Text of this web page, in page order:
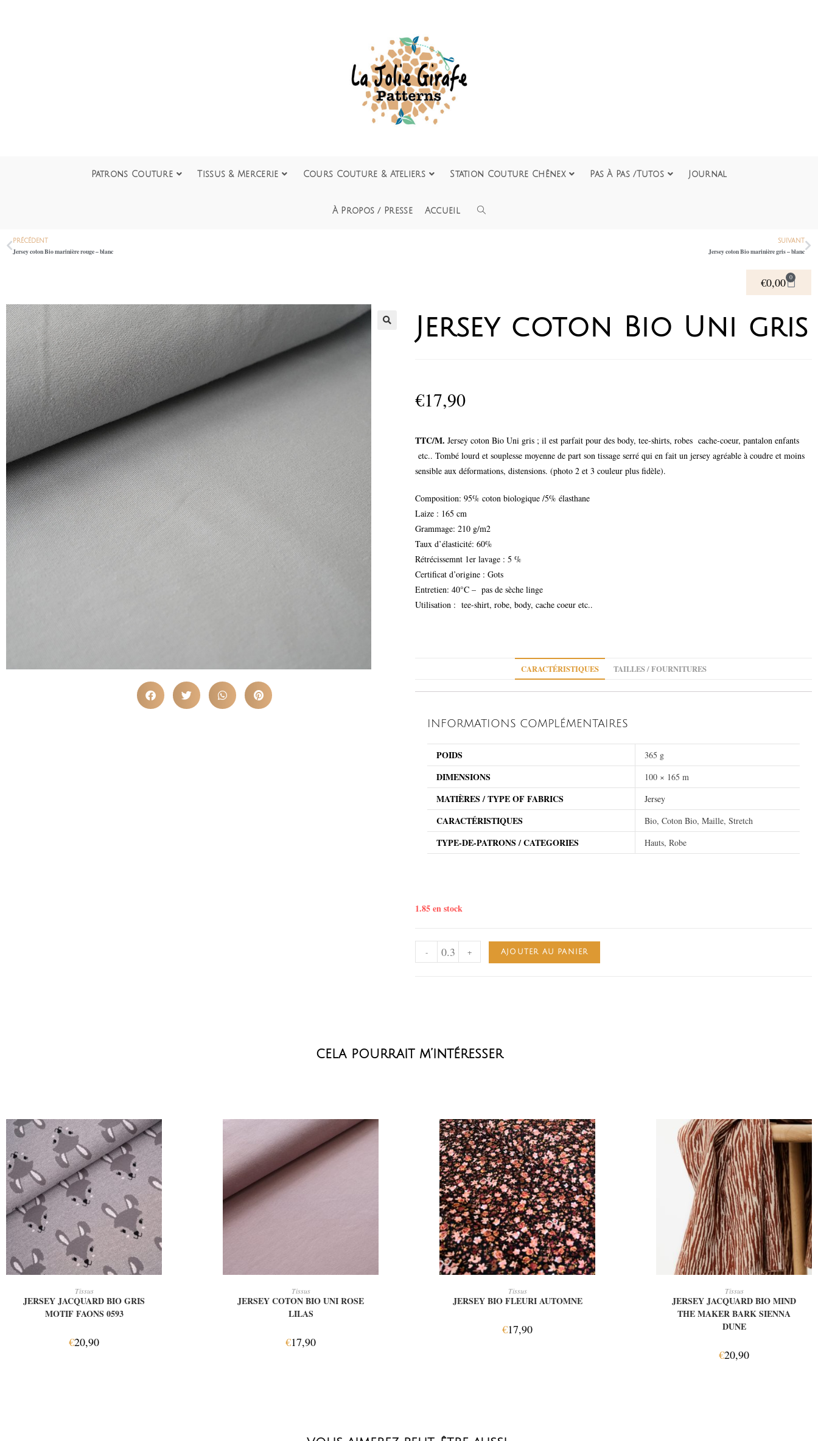
Patrons Couture Tissus & Mercerie Cours Couture & Ateliers Station Couture Chênex Pas À Pas /Tutos Journal
À Propos / Presse Accueil
PRÉCÉDENT
Jersey coton Bio marinière rouge – blanc
SUIVANT
Jersey coton Bio marinière gris – blanc
€0,00 0
Jersey coton Bio Uni gris
€17,90
TTC/M. Jersey coton Bio Uni gris ; il est parfait pour des body, tee-shirts, robes cache-coeur, pantalon enfants
etc.. Tombé lourd et souplesse moyenne de part son tissage serré qui en fait un jersey agréable à coudre et moins
sensible aux déformations, distensions. (photo 2 et 3 couleur plus fidèle).
Composition: 95% coton biologique /5% élasthane
Laize : 165 cm
Grammage: 210 g/m2
Taux d’élasticité: 60%
Rétrécissemnt 1er lavage : 5 %
Certificat d’origine : Gots
Entretien: 40°C – pas de sèche linge
Utilisation : tee-shirt, robe, body, cache coeur etc..
CARACTÉRISTIQUES TAILLES / FOURNITURES
INFORMATIONS COMPLÉMENTAIRES
POIDS 365 g
DIMENSIONS 100 × 165 m
MATIÈRES / TYPE OF FABRICS Jersey
CARACTÉRISTIQUES Bio, Coton Bio, Maille, Stretch
TYPE-DE-PATRONS / CATEGORIES Hauts, Robe
1.85 en stock
- + AJOUTER AU PANIER
cela pourrait m’intéresser
Tissus
JERSEY JACQUARD BIO GRIS
MOTIF FAONS 0593
€20,90
Tissus
JERSEY COTON BIO UNI ROSE
LILAS
€17,90
Tissus
JERSEY BIO FLEURI AUTOMNE
€17,90
Tissus
JERSEY JACQUARD BIO MIND
THE MAKER BARK SIENNA
DUNE
€20,90